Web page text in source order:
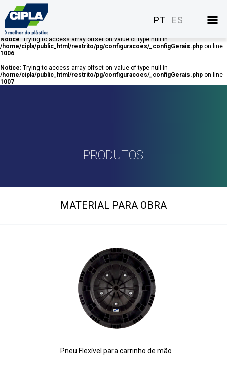
Notice: Trying to access array offset on value of type null in
/home/cipla/public_html/restrito/pg/configuracoes/_configGerais.php
on line
Notice: Trying to access array offset on value of type null in
/home/cipla/public_html/restrito/pg/configuracoes/_configGerais.php on line
1006
Notice: Trying to access array offset on value of type null in
/home/cipla/public_html/restrito/pg/configuracoes/_configGerais.php on line
1007
PT ES
PRODUTOS
MATERIAL PARA OBRA
Pneu Flexível para carrinho de mão